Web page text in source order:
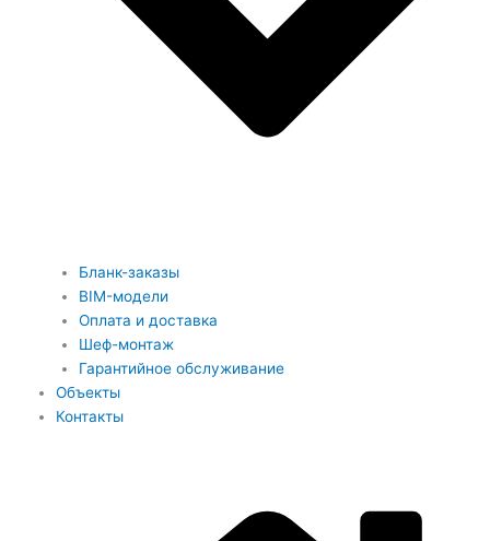
Бланк-заказы
BIM-модели
Оплата и доставка
Шеф-монтаж
Гарантийное обслуживание
Объекты
Контакты